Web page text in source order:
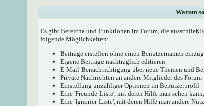
Warum
Es gibt Bereiche und Funktionen im Forum, die
folgende Möglichkeiten:
Beiträge erstellen ohne einen Benutzernamen
Eigene Beiträge nachträglich editieren
E-Mail-Benachrichtigung über neue Themen und
Private Nachrichten an andere Mitglieder des Forum
Einstellung unzähliger Optionen im Benutzerprofil
Eine 'Freunde-Liste', mit deren Hilfe man sehen
Eine 'Ignorier-Liste', mit deren Hilfe man andere